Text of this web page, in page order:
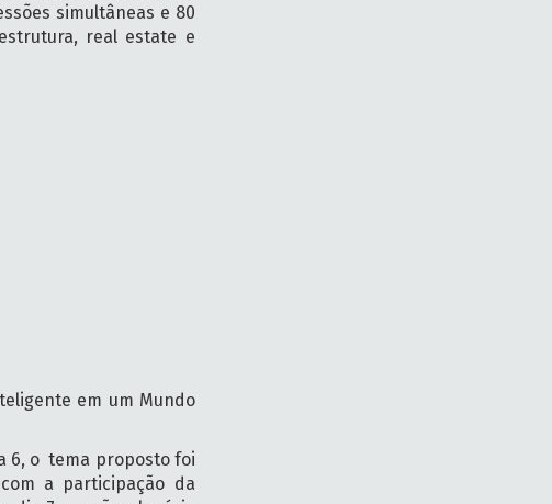
simultâneas e 80
real estate e
em um Mundo
6, o tema proposto foi
a participação da